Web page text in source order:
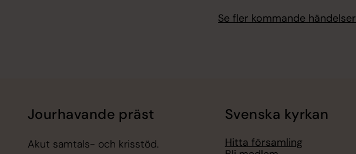
Se fler kommande händelser
Jourhavande präst
Akut samtals- och krisstöd.
Svenska kyrkan
Hitta församling